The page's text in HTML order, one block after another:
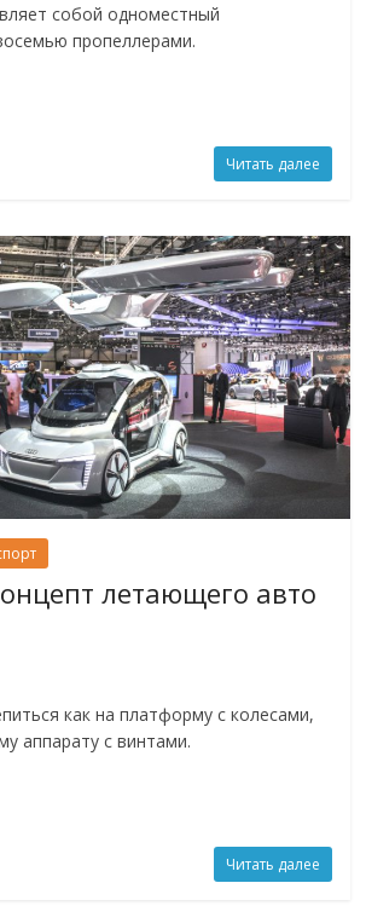
собой одноместный
пропеллерами.
Читать далее
летающего авто
как на платформу с колесами,
аппарату с винтами.
Читать далее